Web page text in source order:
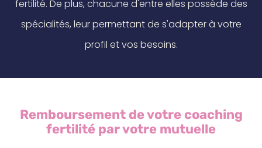
fertilité. De plus, chacune d'entre elles possède des
spécialités, leur permettant de s'adapter à votre
profil et vos besoins.
Remboursement de votre coaching
fertilité par votre mutuelle